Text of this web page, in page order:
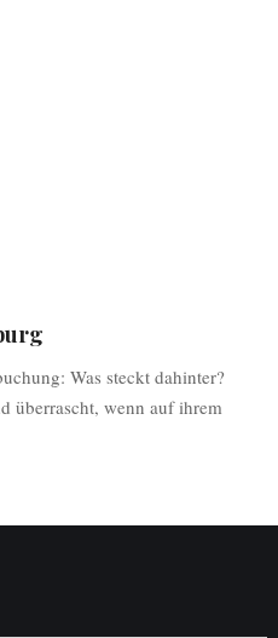
Was steckt dahinter?
überrascht, wenn auf ihrem